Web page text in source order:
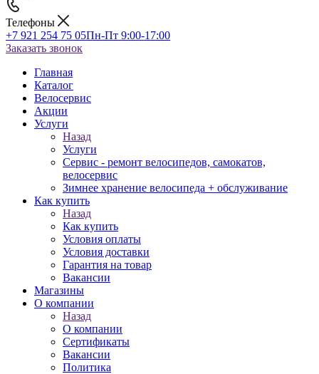
Телефоны
+7 921 254 75 05Пн-Пт 9:00-17:00
Заказать звонок
Главная
Каталог
Велосервис
Акции
Услуги
Назад
Услуги
Сервис - ремонт велосипедов, самокатов,
велосервис
Зимнее хранение велосипеда + обслуживание
Как купить
Назад
Как купить
Условия оплаты
Условия доставки
Гарантия на товар
Вакансии
Магазины
О компании
Назад
О компании
Сертификаты
Вакансии
Политика